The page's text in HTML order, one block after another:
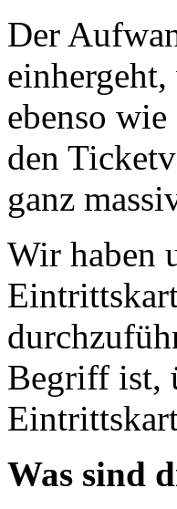
Der
ebenso
den
ganz
Wir haben
Begriff ist,
Was sind